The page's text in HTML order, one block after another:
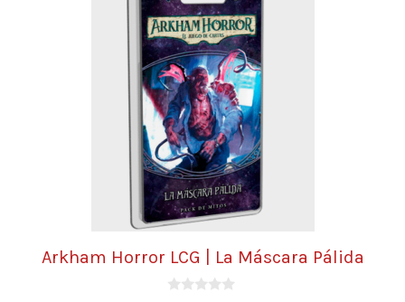
Arkham Horror LCG | La Máscara Pálida